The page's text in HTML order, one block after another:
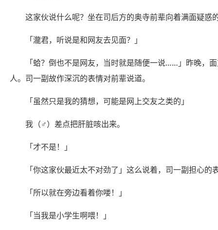
这家伙说什么呢？坐在司后方的奥寺前辈向着满面疑惑
「瀧君，听说是和网友去见面？」
「蛤？倒也不是网友，当时就是随便一说……」昨晚，
人。司一副故作深沉的表情对前辈说道。
「虽然只是我的猜想，可能是网上交友之类的」
我（♂）差点把肝脏咳出来。
「才不是！」
「你这家伙最近太不对劲了」这么说着，司一副担心的
「所以就在旁边看着你喽！」
「当我是小学生啊喂！」